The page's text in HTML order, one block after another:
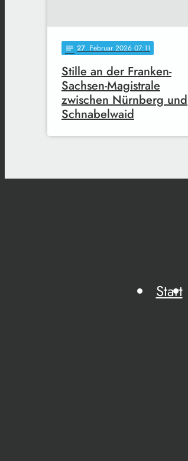
notes 27. Februar 2026 07:11
Stille an der Franken-
Sachsen-Magistrale
zwischen Nürnberg und
Schnabelwaid
Start